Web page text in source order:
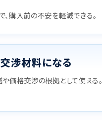
購入前の不安を軽減できる。
渉材料になる
価格交渉の根拠として使える。